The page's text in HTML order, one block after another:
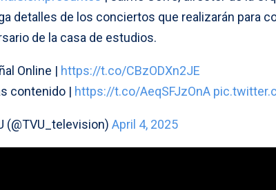
detalles de los conciertos que realizarán para
de la casa de estudios.
Online | https://t.co/CBzODXn2JE
contenido | https://t.co/AeqSFJzOnA
(@TVU_television) April 4, 2025